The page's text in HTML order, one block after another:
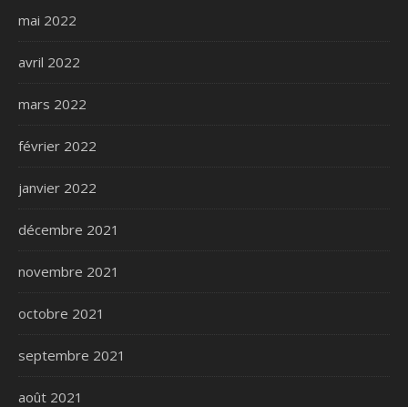
mai 2022
avril 2022
mars 2022
février 2022
janvier 2022
décembre 2021
novembre 2021
octobre 2021
septembre 2021
août 2021